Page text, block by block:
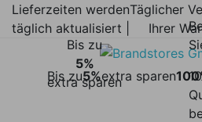
Lieferzeiten werden
täglich aktualisiert |
Täglicher
Ihrer
Bis zu5%extra sparen
Bis zu
5%
extra sparen